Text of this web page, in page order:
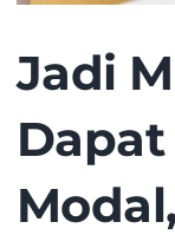
Jadi
Dapat